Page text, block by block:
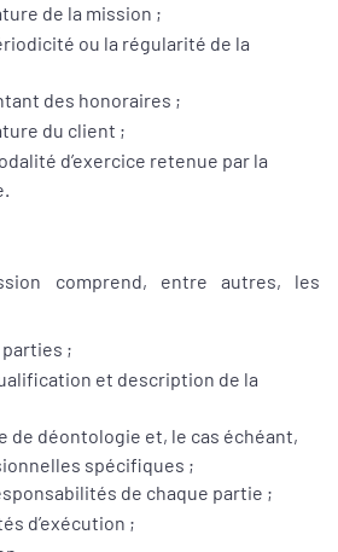
de la mission ;
ou la régularité de la
des honoraires ;
du client ;
d’exercice retenue par la
comprend, entre autres, les
;
et description de la
de déontologie et, le cas échéant,
spécifiques ;
de chaque partie ;
d’exécution ;